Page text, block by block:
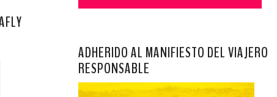
ADHERIDO AL MANIFIESTO DEL VIAJERO
RESPONSABLE